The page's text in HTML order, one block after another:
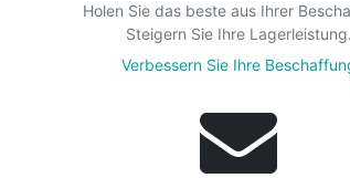
Holen Sie das beste aus Ihrer
Steigern Sie Ihre Lagerleistung.
Verbessern Sie Ihre